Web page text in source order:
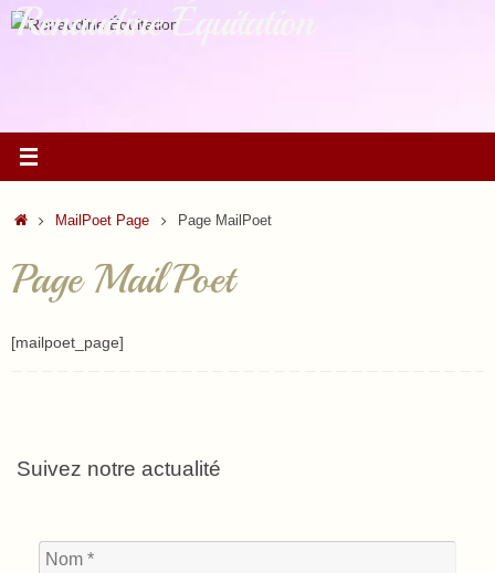
Passer
Renaudine Équitation
AccueilMailPoet Page Page MailPoet
Page MailPoet
[mailpoet_page]
Suivez notre actualité